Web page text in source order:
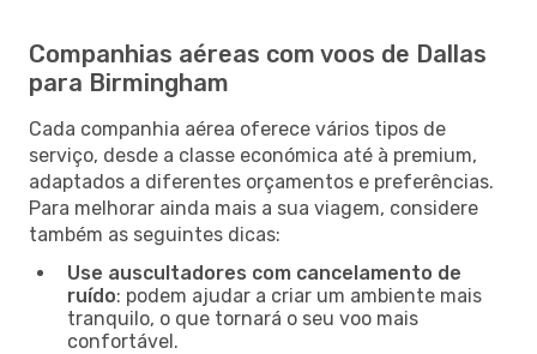
Companhias aéreas com voos de Dallas
para Birmingham
Cada companhia aérea oferece vários tipos de
serviço, desde a classe económica até à premium,
adaptados a diferentes orçamentos e preferências.
Para melhorar ainda mais a sua viagem, considere
também as seguintes dicas:
Use auscultadores com cancelamento de
ruído: podem ajudar a criar um ambiente mais
tranquilo, o que tornará o seu voo mais
confortável.